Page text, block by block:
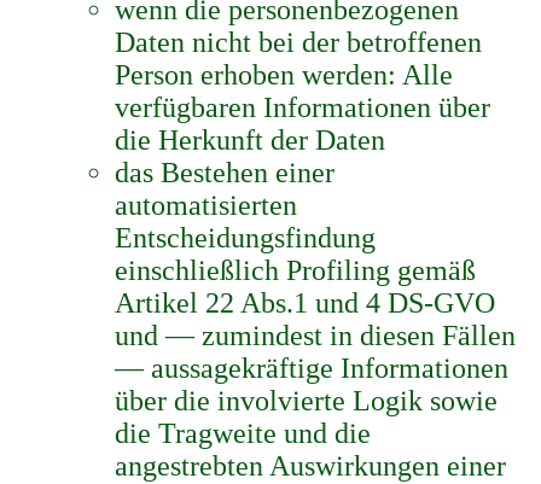
wenn die personenbezogenen
Daten nicht bei der betroffenen
Person erhoben werden: Alle
verfügbaren Informationen über
die Herkunft der Daten
das Bestehen einer
automatisierten
Entscheidungsfindung
einschließlich Profiling gemäß
Artikel 22 Abs.1 und 4 DS-GVO
und — zumindest in diesen Fällen
— aussagekräftige Informationen
über die involvierte Logik sowie
die Tragweite und die
angestrebten Auswirkungen einer